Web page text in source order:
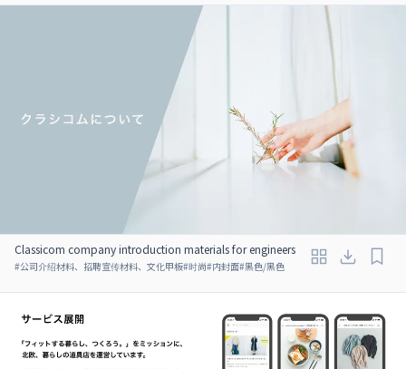
Classicom company introduction materials for engineers
#公司介绍材料、招聘宣传材料、文化甲板#时尚#内封面#黑色/黑色